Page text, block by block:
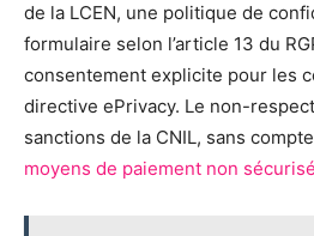
de la LCEN, une politique de
formulaire selon l’article 13 du
consentement explicite pour les
directive ePrivacy. Le non-
sanctions de la CNIL, sans
moyens de paiement non